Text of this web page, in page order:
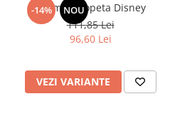
-14% NOU
Pijama salopeta Disney
111,85 Lei
96,60 Lei
VEZI VARIANTE